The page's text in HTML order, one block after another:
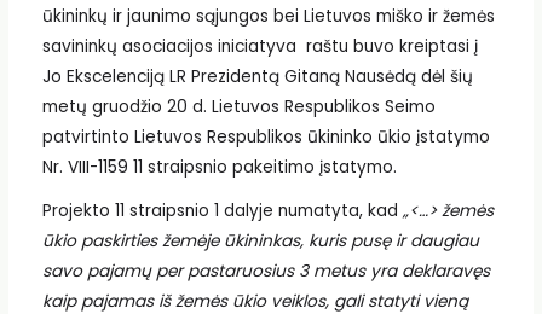
ūkininkų ir jaunimo sąjungos bei Lietuvos miško ir žemės
savininkų asociacijos iniciatyva raštu buvo kreiptasi į
Jo Ekscelenciją LR Prezidentą Gitaną Nausėdą dėl šių
metų gruodžio 20 d. Lietuvos Respublikos Seimo
patvirtinto Lietuvos Respublikos ūkininko ūkio įstatymo
Nr. VIII-1159 11 straipsnio pakeitimo įstatymo.
Projekto 11 straipsnio 1 dalyje numatyta, kad „<…>žemės
ūkio paskirties žemėje ūkininkas, kuris pusę ir daugiau
savo pajamų per pastaruosius 3 metus yra deklaravęs
kaip pajamas iš žemės ūkio veiklos, gali statyti vieną